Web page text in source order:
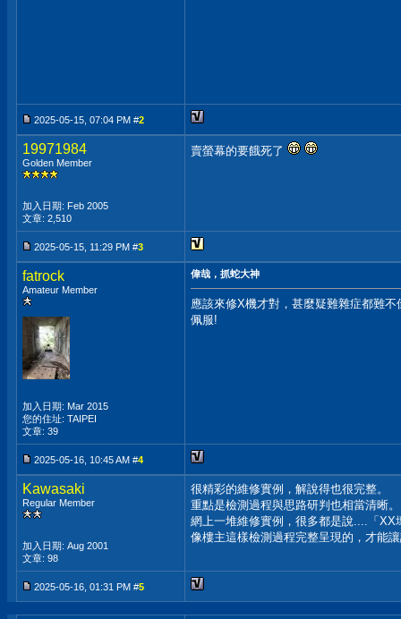
2025-05-15, 07:04 PM #2
19971984
Golden Member
加入日期: Feb 2005
文章: 2,510
賣螢幕的要餓死了
2025-05-15, 11:29 PM #3
fatrock
Amateur Member
加入日期: Mar 2015
您的住址: TAIPEI
文章: 39
偉哉，抓蛇大神
應該來修X機才對，甚麼疑難雜症都難
佩服!
2025-05-16, 10:45 AM #4
Kawasaki
Regular Member
加入日期: Aug 2001
文章: 98
很精彩的維修實例，解說得也很完整。
重點是檢測過程與思路研判也相當清晰。
網上一堆維修實例，很多都是說....「XX
像樓主這樣檢測過程完整呈現的，才能
2025-05-16, 01:31 PM #5